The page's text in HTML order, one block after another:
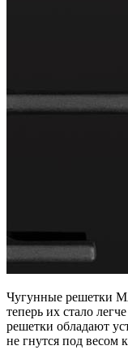
Чугунные решетки
теперь их стало
решетки обладают
не гнутся под весом